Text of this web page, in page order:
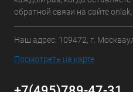
обратной связи на сайте
Наш адрес: 109472, г.
Посмотреть на карте